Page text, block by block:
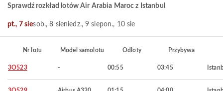
Sprawdź rozkład lotów Air Arabia Maroc z Istanbul
pt., 7 siesob., 8 sieniedz., 9 siepon., 10 sie
Nr lotu Model samolotu Odloty Przybywa
3O523 - 00:55 03:45